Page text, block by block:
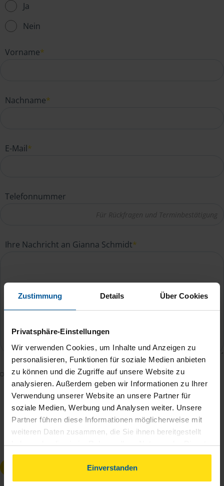
Zustimmung Details Über Cookies
Privatsphäre-Einstellungen
Wir verwenden Cookies, um Inhalte und Anzeigen zu
personalisieren, Funktionen für soziale Medien anbieten
zu können und die Zugriffe auf unsere Website zu
analysieren. Außerdem geben wir Informationen zu Ihrer
Verwendung unserer Website an unsere Partner für
soziale Medien, Werbung und Analysen weiter. Unsere
Partner führen diese Informationen möglicherweise mit
weiteren Daten zusammen, die Sie ihnen bereitgestellt
haben oder die sie im Rahmen Ihrer Nutzung der Dienste
gesammelt haben. Indem Sie auf Einverstanden klicken,
können Sie der Verwendung von Cookies, gemäß
unserer➔ Datenschutzrichtliniezustimmen.
Einverstanden
Ja
Nein
Vorname*
Nachname*
E-Mail*
Telefonnummer
Ihre Nachricht an Gianna Schmidt*
Mit dem Absenden des Kontaktformulars erkläre ich
mich damit einverstanden, dass meine Daten zur
Bearbeitung meines Anliegens sowie zur internen
Analyse der Zugriffsquelle verwendet werden.
DieDatenschutzbestimmungenhabe ich zur
Kenntnis genommen.*